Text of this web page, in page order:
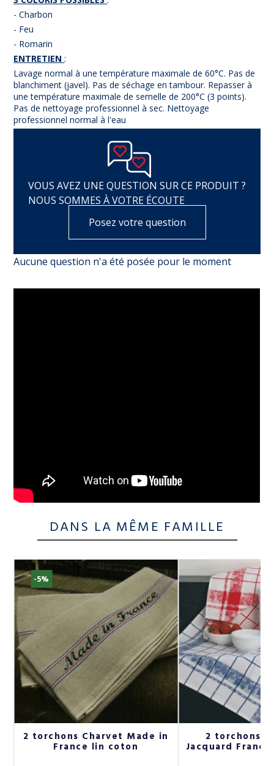
- Charbon
- Feu
- Romarin
ENTRETIEN:
Lavage normal à une température maximale de 60°C. Pas de
blanchiment (javel). Pas de séchage en tambour. Repasser à
une température maximale de semelle de 200°C (3 points).
Pas de nettoyage professionnel à sec. Nettoyage
professionnel normal à l'eau
VOUS AVEZ UNE QUESTION SUR CE PRODUIT ?
NOUS SOMMES À VOTRE ÉCOUTE
Posez votre question
Aucune question n'a été posée pour le moment
DANS LA MÊME FAMILLE
-5%
2 torchons Charvet Made in
France lin coton
2 torchons
Jacquard